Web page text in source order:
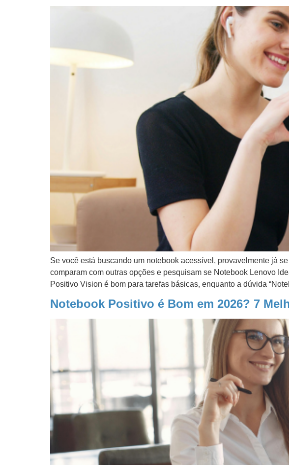
Se você está buscando um notebook acessível, provavelmente já
comparam com outras opções e pesquisam se Notebook Lenovo
Positivo Vision é bom para tarefas básicas, enquanto a dúvida
Notebook Positivo é Bom em 2026? 7